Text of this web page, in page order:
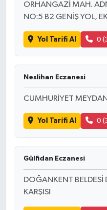
ORHANGAZİ MAH.
NO:5 B2 GENİŞ YOL,
Yol Tarifi Al 0
Neslihan Eczanesi
CUMHURİYET
Yol Tarifi Al 0
Gülfidan Eczanesi
DOĞANKENT
KARŞISI